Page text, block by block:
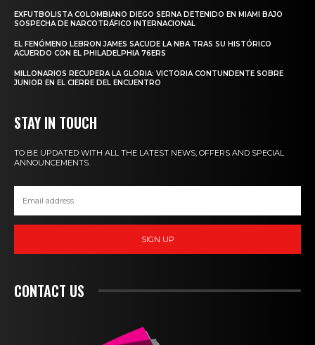
EXFUTBOLISTA COLOMBIANO DIEGO SERNA DETENIDO EN MIAMI BAJO
SOSPECHA DE NARCOTRÁFICO INTERNACIONAL
EL FENÓMENO LEBRON JAMES SACUDE LA NBA TRAS SU HISTÓRICO
ACUERDO CON EL PHILADELPHIA 76ERS
MILLONARIOS RECUPERA LA GLORIA: VICTORIA CONTUNDENTE SOBRE
JUNIOR EN EL CIERRE DEL ENCUENTRO
STAY IN TOUCH
TO BE UPDATED WITH ALL THE LATEST NEWS, OFFERS AND SPECIAL
ANNOUNCEMENTS.
SIGN UP
CONTACT US